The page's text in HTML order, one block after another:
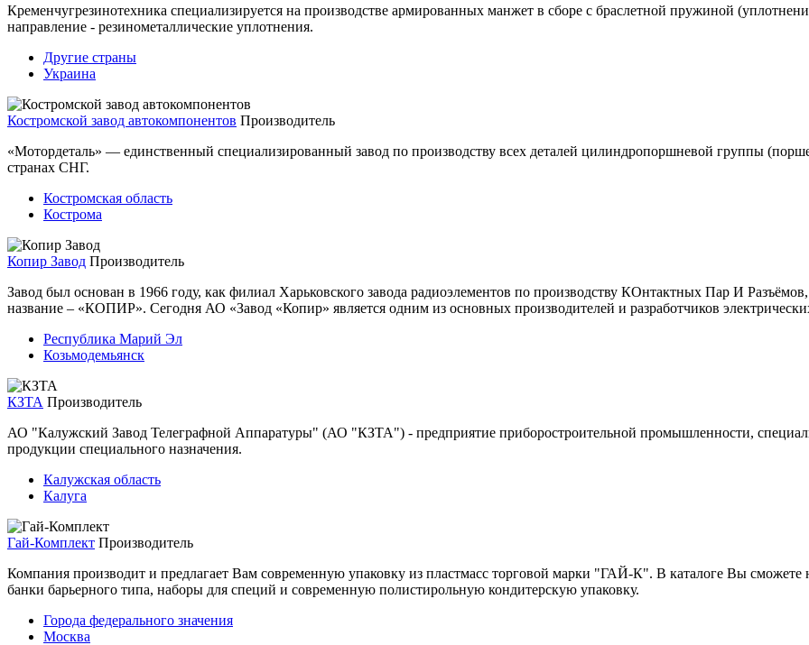
Кременчугрезинотехника специализируется на производстве армированных манжет в сборе с браслетной пружиной
направление - резинометаллические уплотнения.
Другие страны
Украина
Костромской завод автокомпонентов Производитель
«Мотордеталь» — единственный специализированный завод по производству всех деталей цилиндропоршневой группы
странах СНГ.
Костромская область
Кострома
Копир Завод Производитель
Завод был основан в 1966 году, как филиал Харьковского завода радиоэлементов по производству КОнтактных Пар И
название – «КОПИР». Сегодня АО «Завод «Копир» является одним из основных производителей и разработчиков
Республика Марий Эл
Козьмодемьянск
КЗТА Производитель
АО "Калужский Завод Телеграфной Аппаратуры" (АО "КЗТА") - предприятие приборостроительной промышленности,
продукции специального назначения.
Калужская область
Калуга
Гай-Комплект Производитель
Компания производит и предлагает Вам современную упаковку из пластмасс торговой марки "ГАЙ-К". В каталоге Вы
банки барьерного типа, наборы для специй и современную полистирольную кондитерскую упаковку.
Города федерального значения
Москва